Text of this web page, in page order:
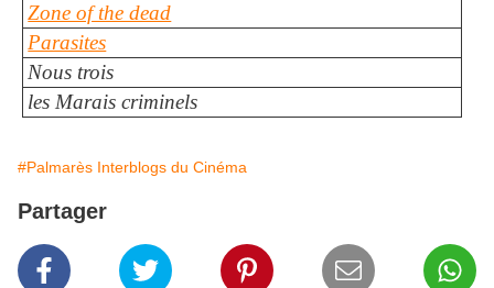
Zone of the dead
Parasites
Nous trois
les Marais criminels
#Palmarès Interblogs du Cinéma
Partager